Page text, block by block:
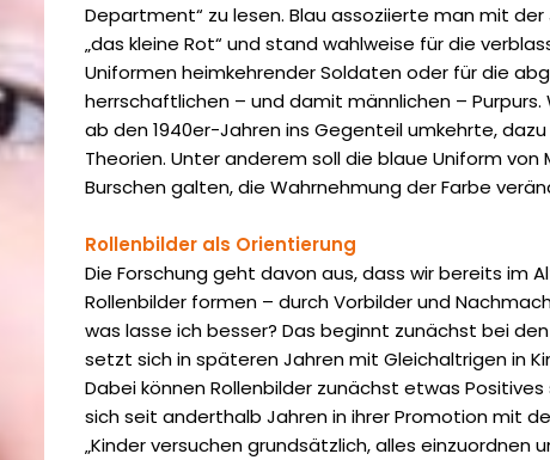
Department“ zu lesen. Blau assoziierte man mit der
„das kleine Rot“ und stand wahlweise für die
Uniformen heimkehrender Soldaten oder für die
herrschaftlichen – und damit männlichen – Purpurs.
ab den 1940er-Jahren ins Gegenteil umkehrte,
Theorien. Unter anderem soll die blaue Uniform von
Burschen galten, die Wahrnehmung der Farbe
Rollenbilder als Orientierung
Die Forschung geht davon aus, dass wir bereits im
Rollenbilder formen – durch Vorbilder und
was lasse ich besser? Das beginnt zunächst bei
setzt sich in späteren Jahren mit Gleichaltrigen in
Dabei können Rollenbilder zunächst etwas ­Positives
sich seit anderthalb Jahren in ihrer Promotion mit
„Kinder versuchen grundsätzlich, alles einzuordnen